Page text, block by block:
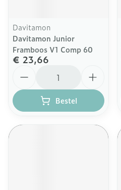
Davitamon
Davitamon Junior
Framboos V1 Comp 60
€ 23,66
Bestel